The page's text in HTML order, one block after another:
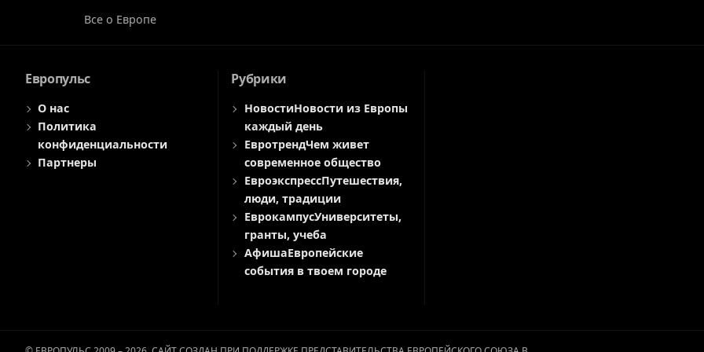
Все о Европе
Европульс
О нас
Политика
конфиденциальности
Партнеры
Рубрики
НовостиНовости из Европы
каждый день
ЕвротрендЧем живет
современное общество
ЕвроэкспрессПутешествия,
люди, традиции
ЕврокампусУниверситеты,
гранты, учеба
АфишаЕвропейские
события в твоем городе